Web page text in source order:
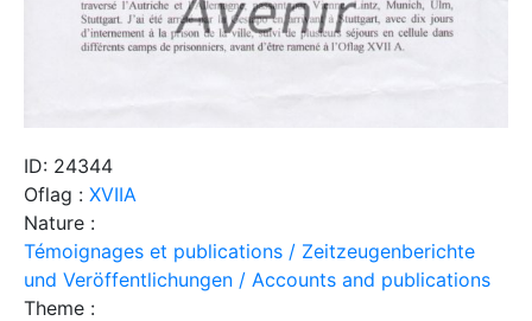
ID: 24344
Oflag : XVIIA
Nature :
Témoignages et publications / Zeitzeugenberichte
und Veröffentlichungen / Accounts and publications
Theme :